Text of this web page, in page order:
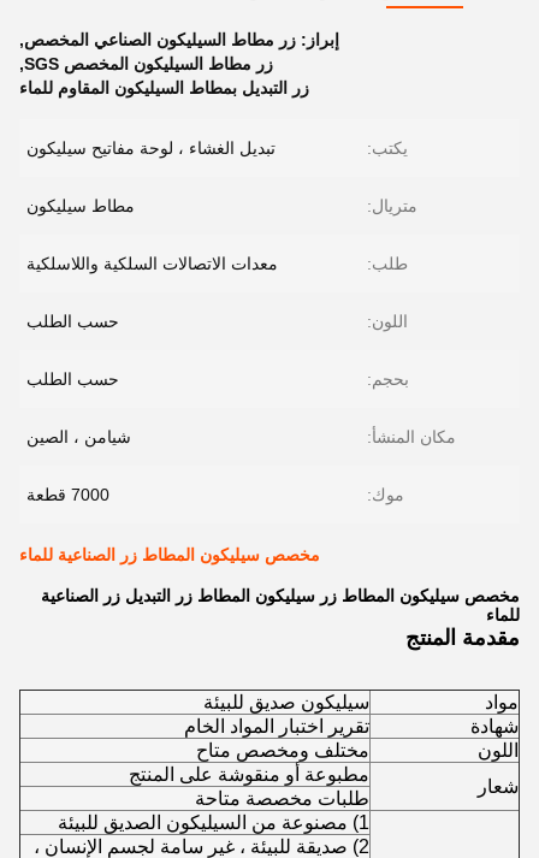
إبراز: زر مطاط السيليكون الصناعي المخصص,
زر مطاط السيليكون المخصص SGS
,
زر التبديل بمطاط السيليكون المقاوم للماء
يكتب: تبديل الغشاء ، لوحة مفاتيح سيليكون
متريال: مطاط سيليكون
طلب: معدات الاتصالات السلكية واللاسلكية
اللون: حسب الطلب
بحجم: حسب الطلب
مكان المنشأ: شيامن ، الصين
موك: 7000 قطعة
مخصص سيليكون المطاط زر الصناعية للماء
مخصص سيليكون المطاط زر سيليكون المطاط زر التبديل زر الصناعية
للماء
مقدمة المنتج
مواد
سيليكون صديق للبيئة
شهادة
تقرير اختبار المواد الخام
اللون
مختلف ومخصص متاح
شعار
مطبوعة أو منقوشة على المنتج
طلبات مخصصة متاحة
1) مصنوعة من السيليكون الصديق للبيئة
2) صديقة للبيئة ، غير سامة لجسم الإنسان ،